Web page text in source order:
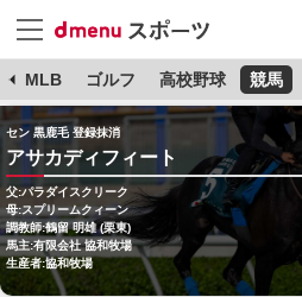
MLB ゴルフ 高校野球 競馬
セン 黒鹿毛 登録抹消
アサカディフィート
父:パラダイスクリーク
母:スプリームクィーン
調教師:鶴留 明雄 (栗東)
馬主:有限会社 協和牧場
生産者:協和牧場